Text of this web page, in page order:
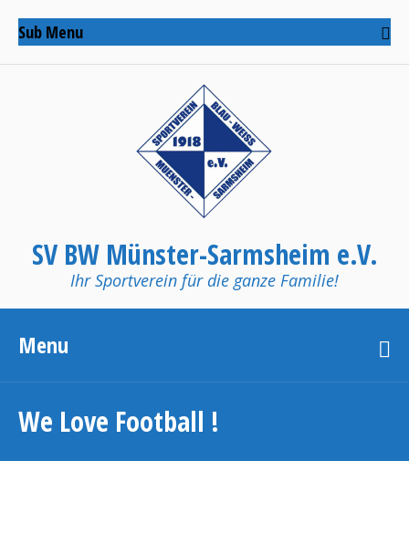
Sub Menu
SV BW Münster-Sarmsheim e.V.
Ihr Sportverein für die ganze Familie!
Menu
We Love Football !